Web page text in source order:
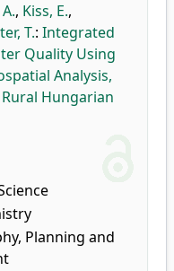
, Kiss, E.,
T.: Integrated
Quality Using
Analysis,
Hungarian
Planning and